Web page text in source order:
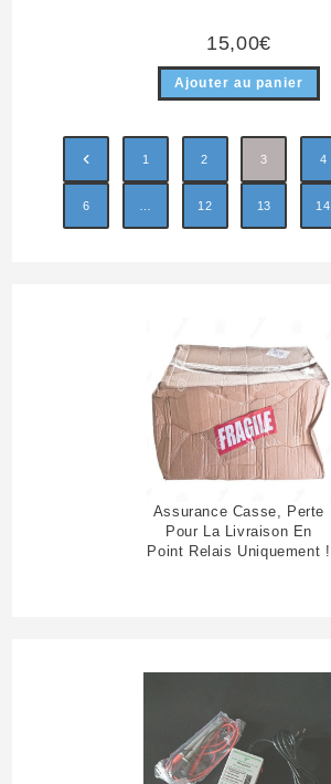
15,00€
Ajouter au panier
1 2 3 4
6 12 13 14
Assurance Casse, Perte
Pour La Livraison En
Point Relais Uniquement !